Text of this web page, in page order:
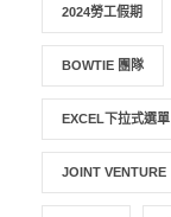
2024勞工假期
BOWTIE 團隊
EXCEL下拉式選單
JOINT VENTURE